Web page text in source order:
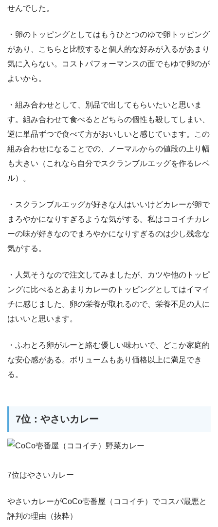
せんでした。
・卵のトッピングとしてはもうひとつのゆで卵トッピング
があり、こちらと比較すると個人的な好みが入るがあまり
気に入らない。コストパフォーマンスの面でもゆで卵のが
よいから。
・組み合わせとして、別品で出してもらいたいと思いま
す。組み合わせて食べるとどちらの個性も殺してしまい、
逆に単品ずつで食べて方がおいしいと感じています。この
組み合わせになることでの、ノーマルからの値段の上り幅
も大きい（これなら自分でスクランブルエッグを作るレベ
ル）。
・スクランブルエッグが好きな人はいいけどカレーが卵で
まろやかになりすぎるような気がする。私はココイチカレ
ーの味が好きなのでまろやかになりすぎるのは少し残念な
気がする。
・人気そうなので注文してみましたが、カツや他のトッピ
ングに比べるとあまりカレーのトッピングとしてはイマイ
チに感じました。卵の栄養が取れるので、栄養不足の人に
はいいと思います。
・ふわとろ卵がルーと絡む優しい味わいで、どこか家庭的
な安心感がある。ボリュームもあり価格以上に満足でき
る。
7位：やさいカレー
7位はやさいカレー
やさいカレーがCoCo壱番屋（ココイチ）でコスパ最悪と
評判の理由（抜粋）